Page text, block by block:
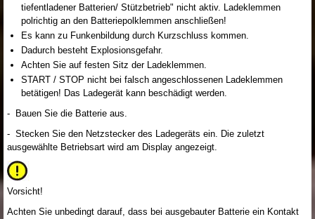
tiefentladener Batterien/ Stützbetrieb" nicht aktiv. Ladeklemmen
polrichtig an den Batteriepolklemmen anschließen!
Es kann zu Funkenbildung durch Kurzschluss kommen.
Dadurch besteht Explosionsgefahr.
Achten Sie auf festen Sitz der Ladeklemmen.
START / STOP nicht bei falsch angeschlossenen Ladeklemmen
betätigen! Das Ladegerät kann beschädigt werden.
- Bauen Sie die Batterie aus.
- Stecken Sie den Netzstecker des Ladegeräts ein. Die zuletzt
ausgewählte Betriebsart wird am Display angezeigt.
Vorsicht!
Achten Sie unbedingt darauf, dass bei ausgebauter Batterie ein Kontakt